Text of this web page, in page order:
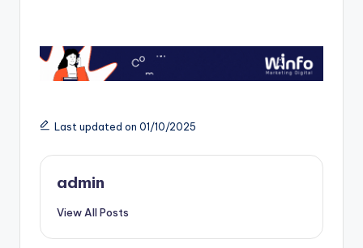
Last updated on 01/10/2025
admin
View All Posts